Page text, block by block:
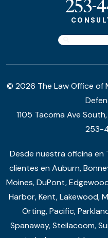
253-
© 2026 The Law Office of
1105 Tacoma Ave
253-
Desde nuestra oficina en
clientes en Auburn,
Moines, DuPont,
Harbor, Kent, Lakewood,
Orting, Pacific,
Spanaway, Steilacoom,